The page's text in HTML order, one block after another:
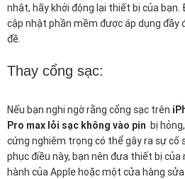
nhật, hãy khởi động lại thiết bị của bạn.
cập nhật phần mềm được áp dụng đầy
đề.
Thay cổng sạc:
Nếu bạn nghi ngờ rằng cổng sạc trên
Pro max lỗi sạc không vào pin bị
cứng nghiêm trọng có thể gây ra sự cố
phục điều này, bạn nên đưa thiết bị
hành của Apple hoặc một cửa hàng